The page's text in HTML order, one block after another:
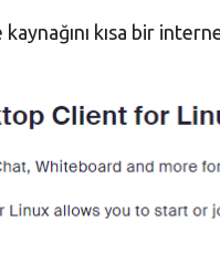
kısa bir